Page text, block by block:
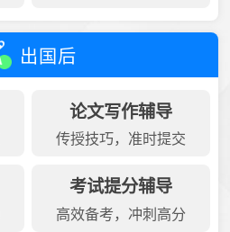
出国后
论文写作辅导
传授技巧，准时提交
考试提分辅导
高效备考，冲刺高分